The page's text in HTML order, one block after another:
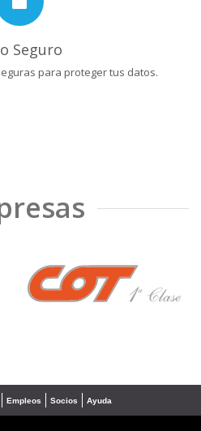
Seguro
para proteger tus datos.
❯
Empleos Socios Ayuda